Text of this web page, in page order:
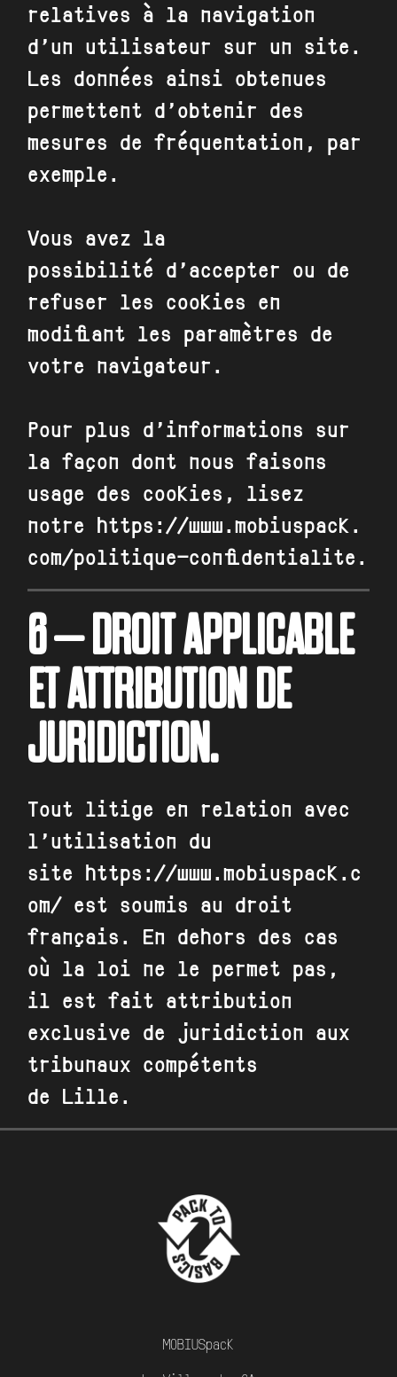
relatives à la navigation
d’un utilisateur sur un site.
Les données ainsi obtenues
permettent d’obtenir des
mesures de fréquentation, par
exemple.
Vous avez la
possibilité d’accepter ou de
refuser les cookies en
modifiant les paramètres de
votre navigateur.
Pour plus d’informations sur
la façon dont nous faisons
usage des cookies, lisez
notre
https://www.mobiuspack.
com/politique-confidentialite .
6 – DROIT APPLICABLE
ET ATTRIBUTION DE
JURIDICTION.
Tout litige en relation avec
l’utilisation du
site
https://www.mobiuspack.c
om/ est soumis au droit
français. En dehors des cas
où la loi ne le permet pas,
il est fait attribution
exclusive de juridiction aux
tribunaux compétents
de Lille .
MOBIUSpack